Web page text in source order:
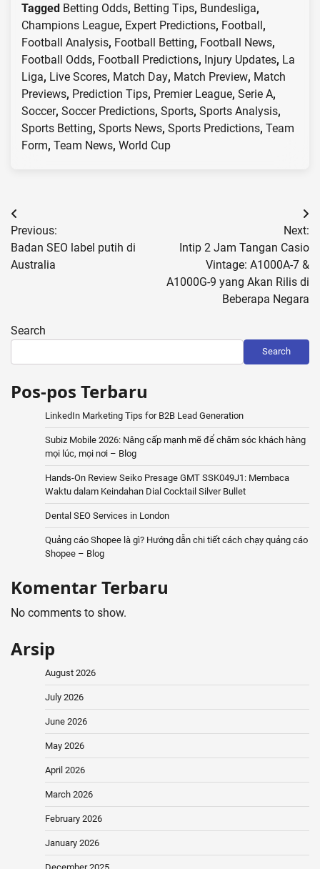
Tagged Betting Odds, Betting Tips, Bundesliga,
Champions League, Expert Predictions, Football,
Football Analysis, Football Betting, Football News,
Football Odds, Football Predictions, Injury Updates, La
Liga, Live Scores, Match Day, Match Preview, Match
Previews, Prediction Tips, Premier League, Serie A,
Soccer, Soccer Predictions, Sports, Sports Analysis,
Sports Betting, Sports News, Sports Predictions, Team
Form, Team News, World Cup
Post
navigation
Previous:
Badan SEO label putih di
Australia
Next:
Intip 2 Jam Tangan Casio
Vintage: A1000A-7 &
A1000G-9 yang Akan Rilis di
Beberapa Negara
Search
Search
Pos-pos Terbaru
LinkedIn Marketing Tips for B2B Lead Generation
Subiz Mobile 2026: Nâng cấp mạnh mẽ để chăm sóc khách hàng
mọi lúc, mọi nơi – Blog
Hands-On Review Seiko Presage GMT SSK049J1: Membaca
Waktu dalam Keindahan Dial Cocktail Silver Bullet
Dental SEO Services in London
Quảng cáo Shopee là gì? Hướng dẫn chi tiết cách chạy quảng cáo
Shopee – Blog
Komentar Terbaru
No comments to show.
Arsip
August 2026
July 2026
June 2026
May 2026
April 2026
March 2026
February 2026
January 2026